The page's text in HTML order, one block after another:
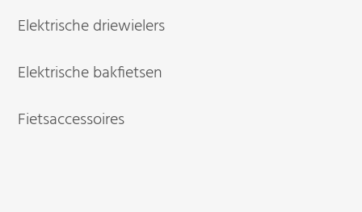
Elektrische driewielers
Elektrische bakfietsen
Fietsaccessoires